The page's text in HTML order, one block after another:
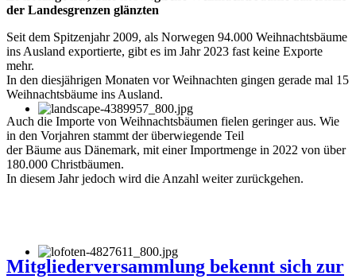
der Landesgrenzen glänzten
Seit dem Spitzenjahr 2009, als Norwegen 94.000 Weihnachtsbäume
ins Ausland exportierte, gibt es im Jahr 2023 fast keine Exporte
mehr.
In den diesjährigen Monaten vor Weihnachten gingen gerade mal 15
Weihnachtsbäume ins Ausland.
Auch die Importe von Weihnachtsbäumen fielen geringer aus. Wie
in den Vorjahren stammt der überwiegende Teil
der Bäume aus Dänemark, mit einer Importmenge in 2022 von über
180.000 Christbäumen.
In diesem Jahr jedoch wird die Anzahl weiter zurückgehen.
Mitgliederversammlung bekennt sich zur